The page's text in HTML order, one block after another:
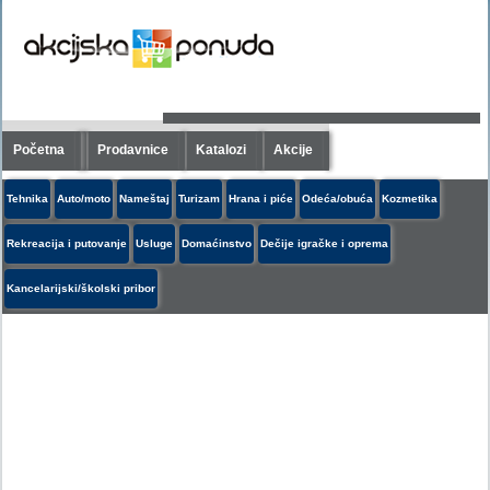
Početna Prodavnice Katalozi Akcije
Tehnika Auto/moto Nameštaj Turizam Hrana i piće Odeća/obuća Kozmetika
Rekreacija i putovanje Usluge Domaćinstvo Dečije igračke i oprema
Kancelarijski/školski pribor